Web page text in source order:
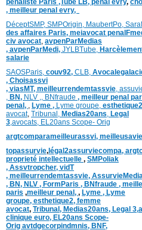
penaliste Paris ,Tube LB, penal evry,
, meilleur penal evry,
DéceptSMP, SMPOrigin, MaubertPo,
des affaires Paris, meiavocat
civ avocat, avpenParMedias
, avpenParMedi, JYLBTube,
salarie
SAOSParis, couv92, CLB,
, Choisassvi
, viasMT, meilleurrendemtassvie,
, BN, NLV ,, BNfraude , meilleur penal
penal, , Lyme , Lyme groupe,
avocat, Tribunal, Medias20ans, Legal
3,avocats, EL20ans Scope- Orig
argtcomparameilleurassvi,
topassurvie, légal2assurviecompa,
proprieté intellectuelle , SMPoliak
, Assvtropcher, vidT
, meilleurrendemtassvie,
, BN, NLV , FormParis , BNfraude ,
paris ,meilleur penal, , Lyme , Lyme
groupe, esthetique2, femme
avocat, Tribunal, Medias20ans, Legal 3,
clinique euro, EL20ans Scope-
Orig avtdgecorpindmnis, BNF,